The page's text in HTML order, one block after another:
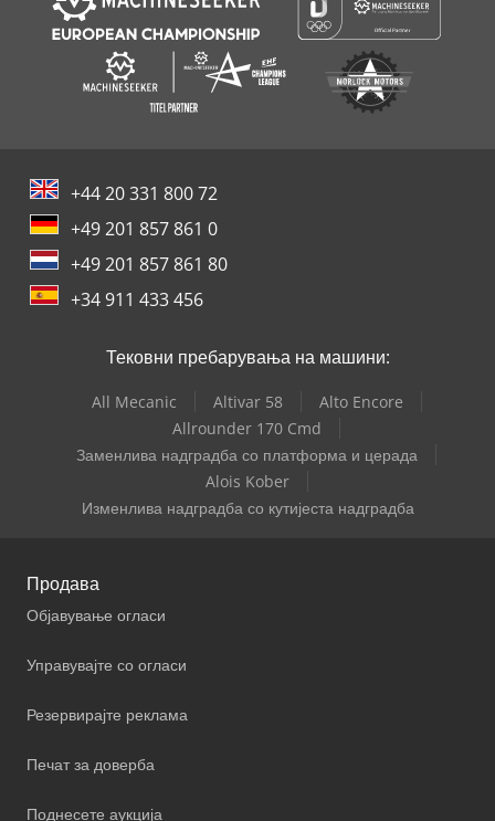
+44 20 331 800 72
+49 201 857 861 0
+49 201 857 861 80
+34 911 433 456
Тековни пребарувања на машини:
All Mecanic Altivar 58
Alto Encore
Allrounder 170 Cmd
Заменлива надградба со платформа и церада
Alois Kober
Изменлива надградба со кутијеста надградба
Продава
Објавување огласи
Управувајте со огласи
Резервирајте реклама
Печат за доверба
Поднесете аукција